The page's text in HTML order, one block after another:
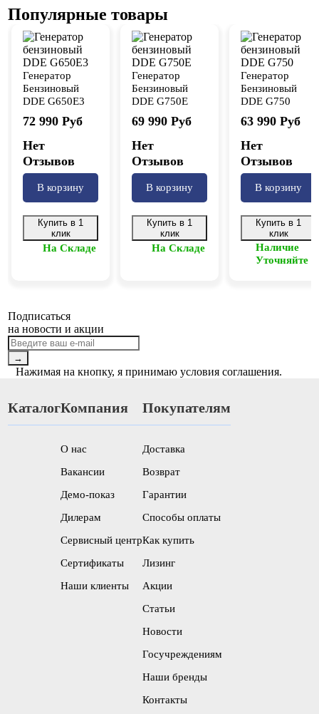
Популярные товары
Генератор
Бензиновый
DDE G650E3
72 990 Руб
Нет
Отзывов
В корзину
Купить в 1
клик
На Складе
Генератор
Бензиновый
DDE G750E
69 990 Руб
Нет
Отзывов
В корзину
Купить в 1
клик
На Складе
Генератор
Бензиновый
DDE G750
63 990 Руб
Нет
Отзывов
В корзину
Купить в 1
клик
Наличие
Уточняйте
Подписаться
на новости и акции
→
Нажимая на кнопку, я принимаю условия соглашения.
КаталогКомпания
О нас
Вакансии
Демо-показ
Дилерам
Сервисный центр
Сертификаты
Наши клиенты
Покупателям
Доставка
Возврат
Гарантии
Способы оплаты
Как купить
Лизинг
Акции
Статьи
Новости
Госучреждениям
Наши бренды
Контакты